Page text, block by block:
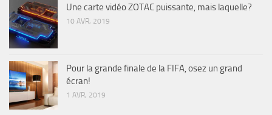
Une carte vidéo ZOTAC puissante, mais laquelle?
10 AVR, 2019
Pour la grande finale de la FIFA, osez un grand
écran!
1 AVR, 2019